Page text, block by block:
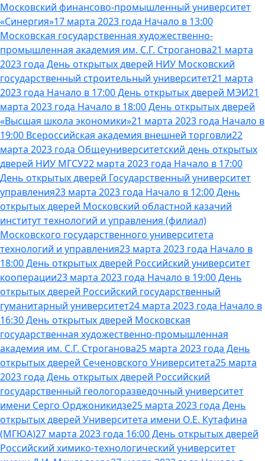
Московский финансово-промышленный университет
«Синергия»17 марта 2023 года Начало в 13:00
Московская государственная художественно-
промышленная академия им. С.Г. Строганова21 марта
2023 года День открытых дверей НИУ Московский
государственный строительный университет21 марта
2023 года Начало в 17:00 День открытых дверей МЭИ21
марта 2023 года Начало в 18:00 День открытых дверей
«Высшая школа экономики»21 марта 2023 года Начало в
19:00 Всероссийская академия внешней торговли22
марта 2023 года Общеуниверситетский день открытых
дверей НИУ МГСУ22 марта 2023 года Начало в 17:00
День открытых дверей Государственный университет
управления23 марта 2023 года Начало в 12:00 День
открытых дверей Московский областной казачий
институт технологий и управления (филиал)
Московского государственного университета
технологий и управления23 марта 2023 года Начало в
18:00 День открытых дверей Российский университет
кооперации23 марта 2023 года Начало в 19:00 День
открытых дверей Российский государственный
гуманитарный университет24 марта 2023 года Начало в
16:30 День открытых дверей Московская
государственная художественно-промышленная
академия им. С.Г. Строганова25 марта 2023 года День
открытых дверей Сеченовского Университета25 марта
2023 года День открытых дверей Российский
государственный геологоразведочный университет
имени Серго Орджоникидзе25 марта 2023 года День
открытых дверей Университета имени О.Е. Кутафина
(МГЮА)27 марта 2023 года 16:00 День открытых дверей
Российский химико-технологический университет